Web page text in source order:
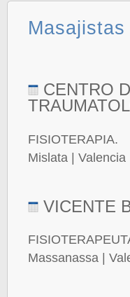
CENTRO
FISIOTERAPIA.
Mislata | Valencia
VICENTE
Massanassa |